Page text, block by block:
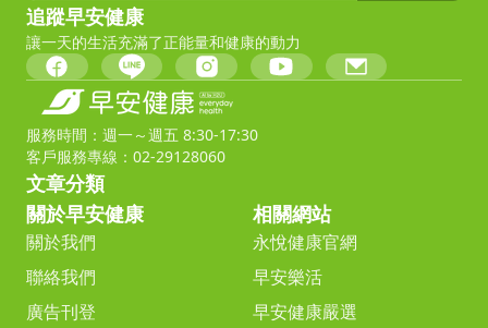
追蹤早安健康
讓一天的生活充滿了正能量和健康的動力
服務時間：週一～週五 8:30-17:30
客戶服務專線：02-29128060
文章分類
關於早安健康
關於我們
聯絡我們
廣告刊登
相關網站
永悅健康官網
早安樂活
早安健康嚴選